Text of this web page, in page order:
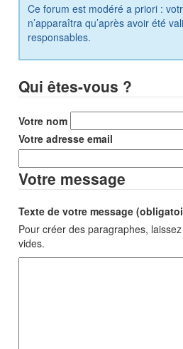
Ce forum est modéré a priori :
n’apparaîtra qu’après avoir été
responsables.
Qui êtes-vous ?
Votre nom
Votre adresse email
Votre message
Texte de votre message
Pour créer des paragraphes,
vides.